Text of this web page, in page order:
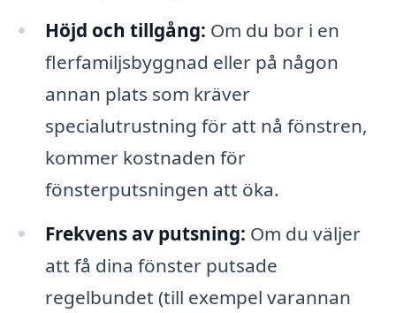
Höjd och tillgång: Om du bor i en
flerfamiljsbyggnad eller på någon
annan plats som kräver
specialutrustning för att nå fönstren,
kommer kostnaden för
fönsterputsningen att öka.
Frekvens av putsning: Om du väljer
att få dina fönster putsade
regelbundet (till exempel varannan